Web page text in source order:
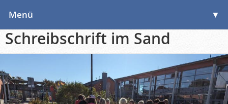
Menü ▼
▼
▼
Schreibschrift im Sand